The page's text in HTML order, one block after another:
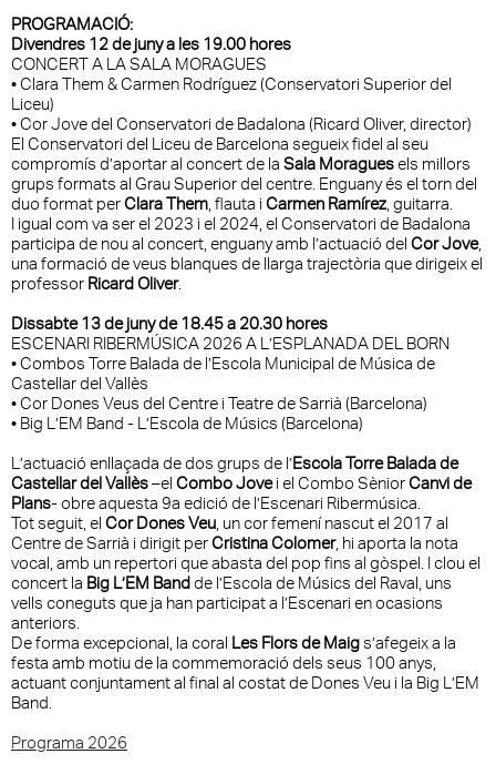
PROGRAMACIÓ:
Divendres 12 de juny a les 19.00 hores
CONCERT A LA SALA MORAGUES
• Clara Them & Carmen Rodríguez (Conservatori Superior del
Liceu)
• Cor Jove del Conservatori de Badalona (Ricard Oliver, director)
El Conservatori del Liceu de Barcelona segueix fidel al seu
compromís d’aportar al concert de laSala Moraguesels millors
grups formats al Grau Superior del centre. Enguany és el torn del
duo format perClara Them, flauta iCarmen Ramírez, guitarra.
I igual com va ser el 2023 i el 2024, el Conservatori de Badalona
participa de nou al concert, enguany amb l’actuació delCor Jove,
una formació de veus blanques de llarga trajectòria que dirigeix el
professorRicard Oliver.
Dissabte 13 de juny de 18.45 a 20.30 hores
ESCENARI RIBERMÚSICA 2026 A L’ESPLANADA DEL BORN
• Combos Torre Balada de l’Escola Municipal de Música de
Castellar del Vallès
• Cor Dones Veus del Centre i Teatre de Sarrià (Barcelona)
• Big L’EM Band - L’Escola de Músics (Barcelona)
L’actuació enllaçada de dos grups de l’Escola Torre Balada de
Castellar del Vallès–elCombo Jovei el Combo SèniorCanvi de
Plans- obre aquesta 9a edició de l’Escenari Ribermúsica.
Tot seguit, elCor Dones Veu, un cor femení nascut el 2017 al
Centre de Sarrià i dirigit perCristina Colomer, hi aporta la nota
vocal, amb un repertori que abasta del pop fins al gòspel. I clou el
concert laBig L’EM Bandde l’Escola de Músics del Raval, uns
vells coneguts que ja han participat a l’Escenari en ocasions
anteriors.
De forma excepcional, la coralLes Flors de Maigs’afegeix a la
festa amb motiu de la commemoració dels seus 100 anys,
actuant conjuntament al final al costat de Dones Veu i la Big L’EM
Band.
Programa 2026